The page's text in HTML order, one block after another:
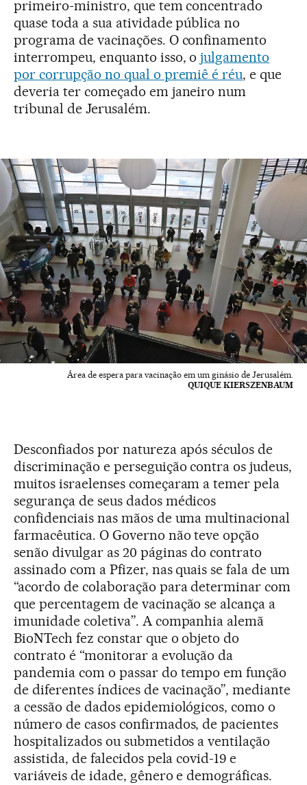
primeiro-ministro, que tem concentrado
quase toda a sua atividade pública no
programa de vacinações. O confinamento
interrompeu, enquanto isso, ojulgamento
por corrupção no qual o premiê é réu, e que
deveria ter começado em janeiro num
tribunal de Jerusalém.
Área de espera para vacinação em um ginásio de Jerusalém.
QUIQUE KIERSZENBAUM
Desconfiados por natureza após séculos de
discriminação e perseguição contra os judeus,
muitos israelenses começaram a temer pela
segurança de seus dados médicos
confidenciais nas mãos de uma multinacional
farmacêutica. O Governo não teve opção
senão divulgar as 20 páginas do contrato
assinado com a Pfizer, nas quais se fala de um
“acordo de colaboração para determinar com
que percentagem de vacinação se alcança a
imunidade coletiva”. A companhia alemã
BioNTech fez constar que o objeto do
contrato é “monitorar a evolução da
pandemia com o passar do tempo em função
de diferentes índices de vacinação”, mediante
a cessão de dados epidemiológicos, como o
número de casos confirmados, de pacientes
hospitalizados ou submetidos a ventilação
assistida, de falecidos pela covid-19 e
variáveis de idade, gênero e demográficas.